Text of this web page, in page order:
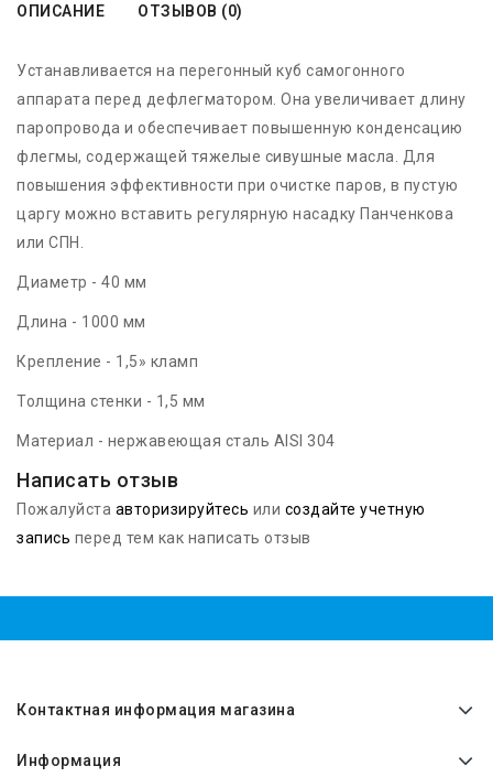
ОПИСАНИЕ ОТЗЫВОВ (0)
Устанавливается на перегонный куб самогонного
аппарата перед дефлегматором. Она увеличивает длину
паропровода и обеспечивает повышенную конденсацию
флегмы, содержащей тяжелые сивушные масла. Для
повышения эффективности при очистке паров, в пустую
царгу можно вставить регулярную насадку Панченкова
или СПН.
Диаметр - 40 мм
Длина - 1000 мм
Крепление - 1,5» кламп
Толщина стенки - 1,5 мм
Материал - нержавеющая сталь AISI 304
Написать отзыв
Пожалуйста авторизируйтесь или создайте учетную
запись перед тем как написать отзыв
Контактная информация магазина
Информация